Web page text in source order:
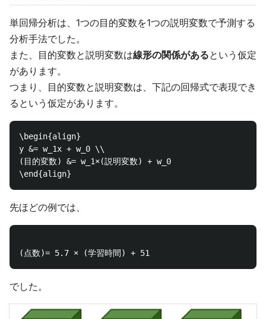
単回帰分析は、1つの目的変数を1つの説明変数で予測する
分析手法でした。
また、目的変数と説明変数は線形の関係があるという仮定
があります。
つまり、目的変数と説明変数は、下記の回帰式で表現でき
るという仮定があります。
\begin{align}
y &= w_1x + w_0 \\
(目的変数) &= w_1×(説明変数) + w_0
先ほどの例では、
でした。